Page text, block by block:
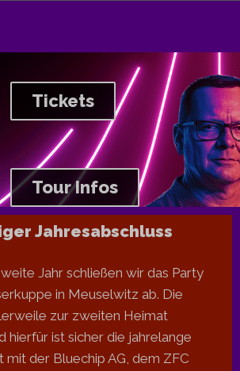
Tickets
Tour Infos
Jahresabschluss
Jahr schließen wir das Party
in Meuselwitz ab. Die
zur zweiten Heimat
hierfür ist sicher die jahrelange
mit der Bluechip AG, dem ZFC